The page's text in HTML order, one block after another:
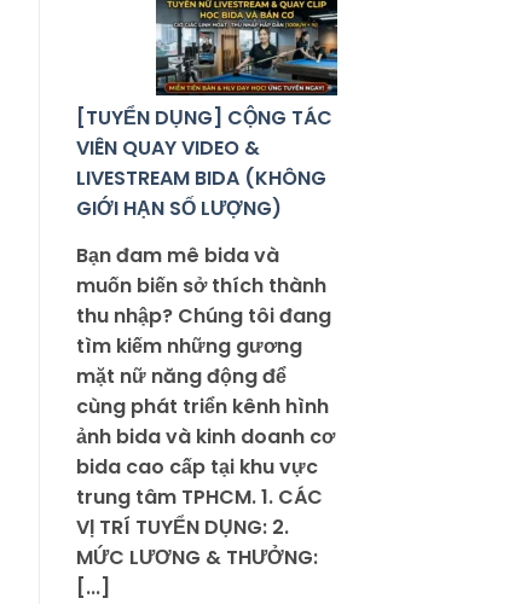
[TUYỂN DỤNG] CỘNG TÁC
VIÊN QUAY VIDEO &
LIVESTREAM BIDA (KHÔNG
GIỚI HẠN SỐ LƯỢNG)
Bạn đam mê bida và
muốn biến sở thích thành
thu nhập? Chúng tôi đang
tìm kiếm những gương
mặt nữ năng động để
cùng phát triển kênh hình
ảnh bida và kinh doanh cơ
bida cao cấp tại khu vực
trung tâm TPHCM. 1. CÁC
VỊ TRÍ TUYỂN DỤNG: 2.
MỨC LƯƠNG & THƯỞNG:
[...]